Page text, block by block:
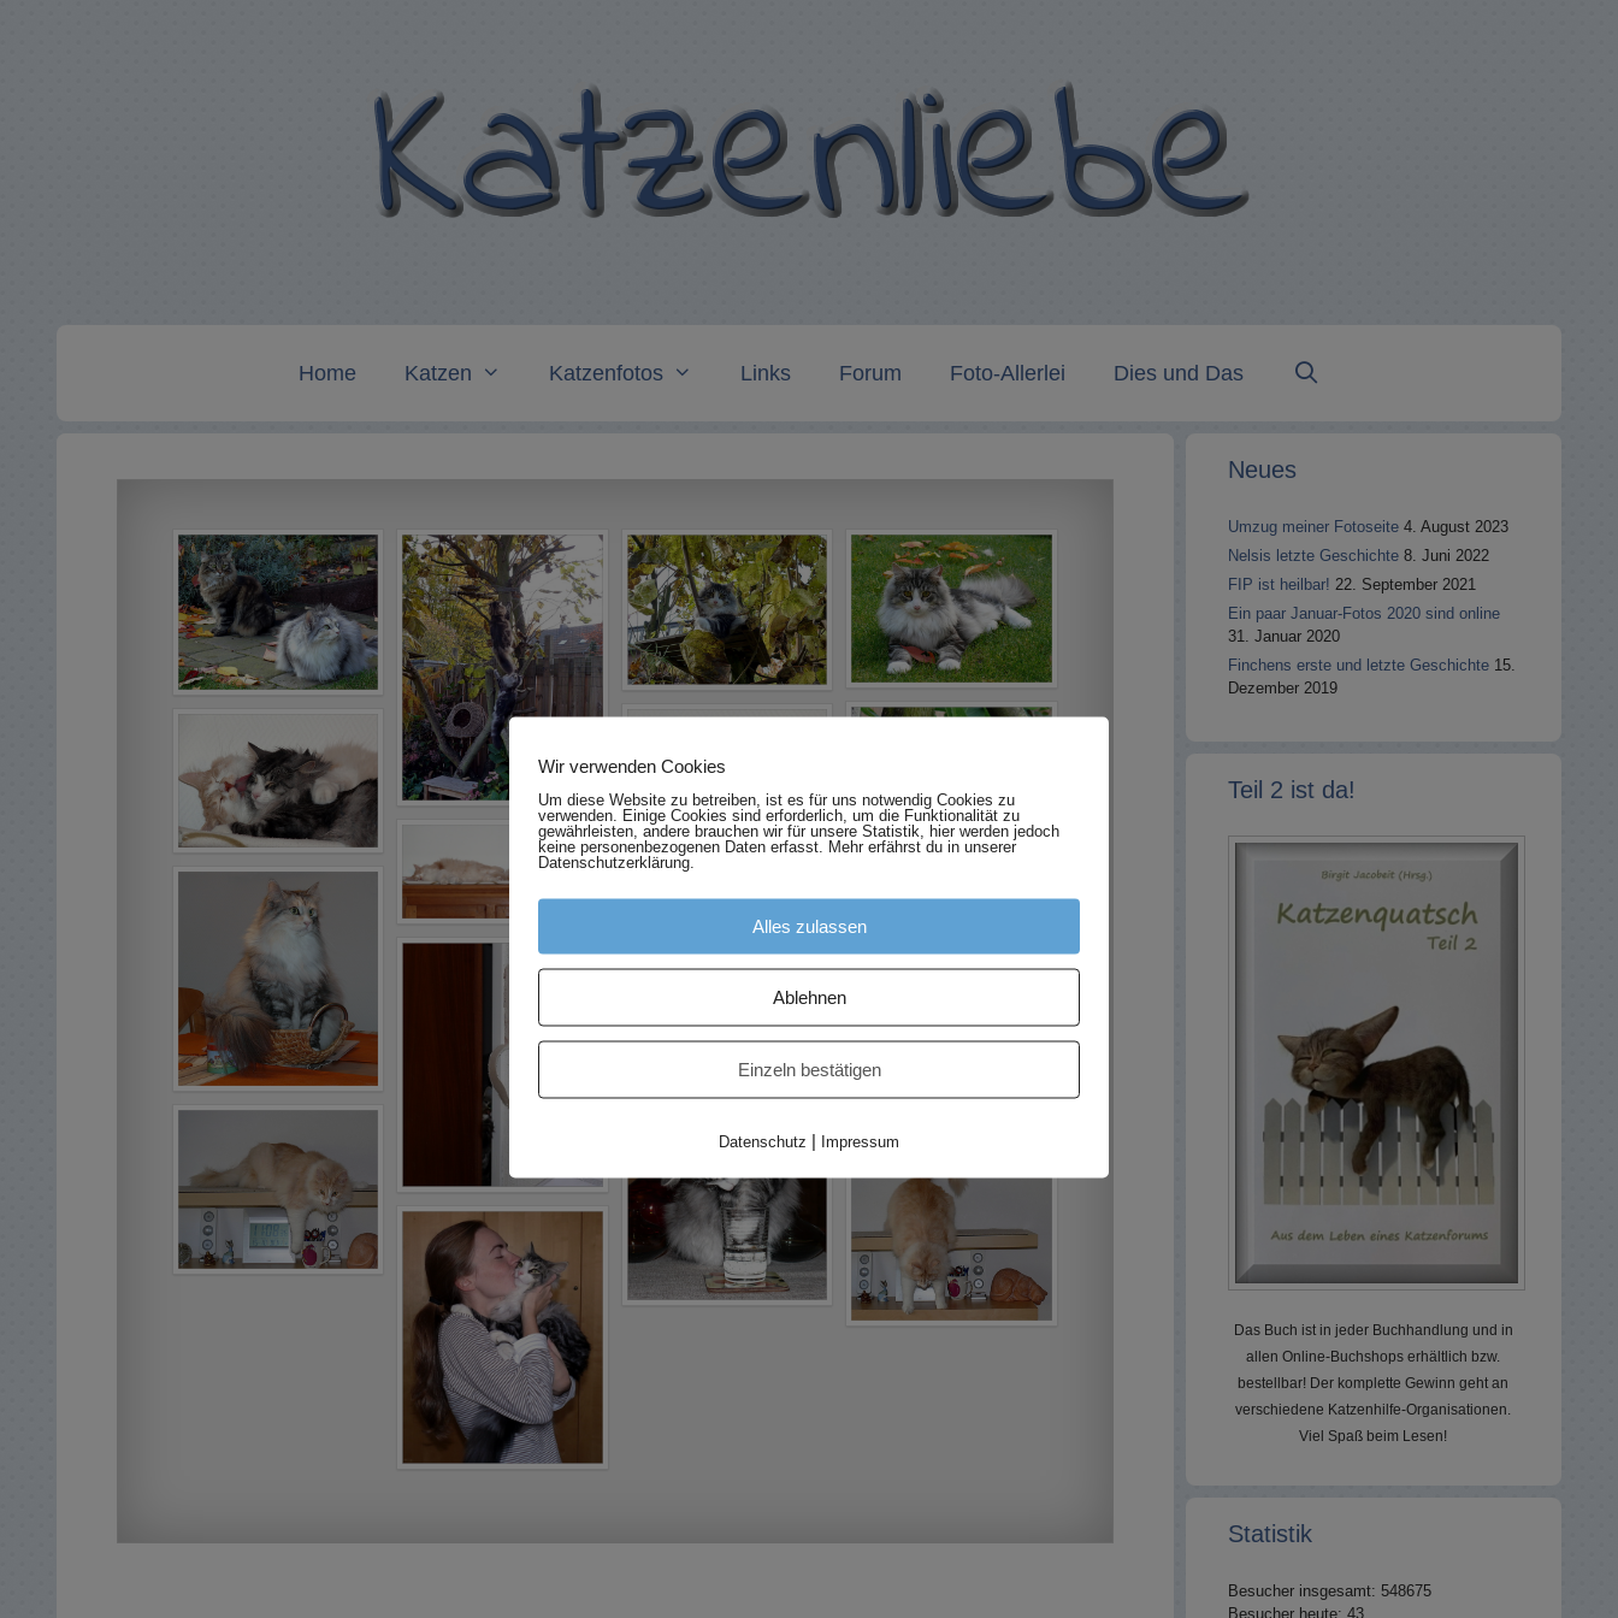
Home Katzen Katzenfotos Links Forum Foto-Allerlei Dies und Das
Neues
Umzug meiner Fotoseite 4. August 2023
Nelsis letzte Geschichte 8. Juni 2022
FIP ist heilbar! 22. September 2021
Ein paar Januar-Fotos 2020 sind online
31. Januar 2020
Finchens erste und letzte Geschichte 15.
Dezember 2019
Teil 2 ist da!
Das Buch ist in jeder Buchhandlung und in
allen Online-Buchshops erhältlich bzw.
bestellbar! Der komplette Gewinn geht an
verschiedene Katzenhilfe-Organisationen.
Viel Spaß beim Lesen!
Statistik
Besucher insgesamt: 548675
Besucher heute: 43
Wir verwenden Cookies
Um diese Website zu betreiben, ist es für uns notwendig Cookies zu
verwenden. Einige Cookies sind erforderlich, um die Funktionalität zu
gewährleisten, andere brauchen wir für unsere Statistik, hier werden jedoch
keine personenbezogenen Daten erfasst. Mehr erfährst du in unserer
Datenschutzerklärung.
Alles zulassen
Ablehnen
Einzeln bestätigen
Datenschutz | Impressum